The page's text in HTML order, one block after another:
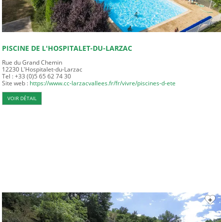
PISCINE DE L'HOSPITALET-DU-LARZAC
Rue du Grand Chemin
12230 L'Hospitalet-du-Larzac
Tel : +33 (0)5 65 62 74 30
Site web : https://www.cc-larzacvallees.fr/fr/vivre/piscines-d-ete
VOIR DÉTAIL